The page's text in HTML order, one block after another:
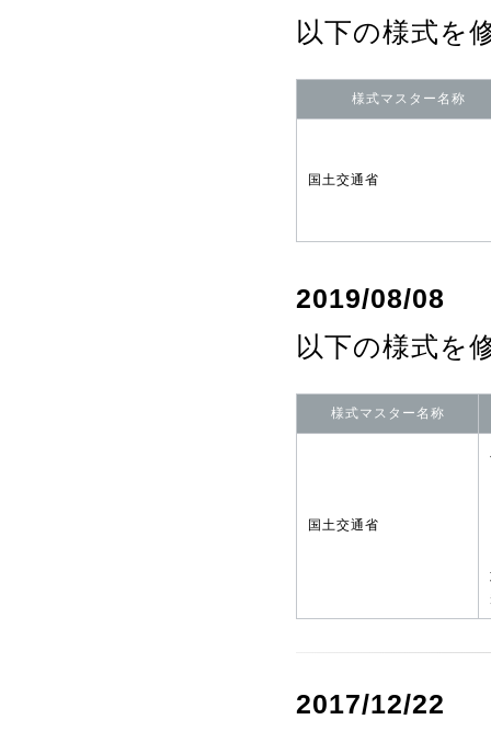
以下の様式を
様式マスター名称
国土交通省
2019/08/08
以下の様式を
様式マスター名称
国土交通省
2017/12/22